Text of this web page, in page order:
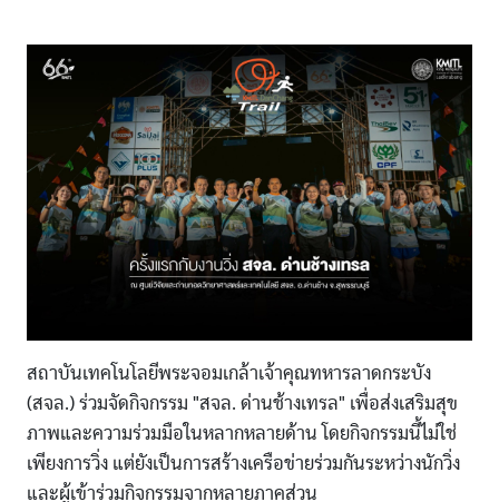
สถาบันเทคโนโลยีพระจอมเกล้าเจ้าคุณทหารลาดกระบัง
(สจล.) ร่วมจัดกิจกรรม "สจล. ด่านช้างเทรล" เพื่อส่งเสริมสุข
ภาพและความร่วมมือในหลากหลายด้าน โดยกิจกรรมนี้ไม่ใช่
เพียงการวิ่ง แต่ยังเป็นการสร้างเครือข่ายร่วมกันระหว่างนักวิ่ง
และผู้เข้าร่วมกิจกรรมจากหลายภาคส่วน